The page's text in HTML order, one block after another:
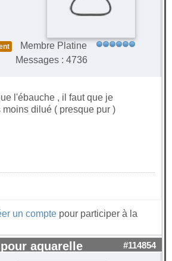
Membre Platine
Messages : 4736
l'ébauche , il faut que je
dilué ( presque pur )
un compte pour participer à la
aquarelle #114854